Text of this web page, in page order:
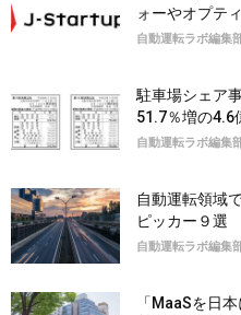
ォーやオプテ
自動運転ラボ編集
駐車場シェア
51.7％増の
自動運転ラボ編集
自動運転領域
ピッカー９選
自動運転ラボ編集
「MaaSを日